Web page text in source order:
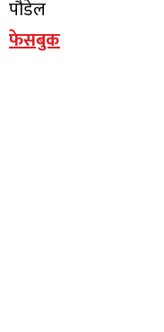
पौडेल
फेसबुक